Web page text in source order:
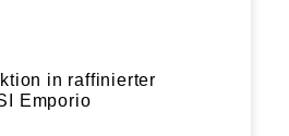
in raffinierter
Emporio